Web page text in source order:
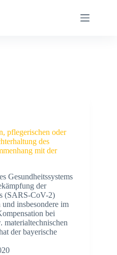
pflegerischen oder
des
mit der
Gesundheitssystems
der
(SARS-CoV-2)
insbesondere im
bei
materialtechnischen
der bayerische